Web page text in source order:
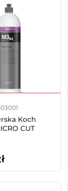
Koch
CUT